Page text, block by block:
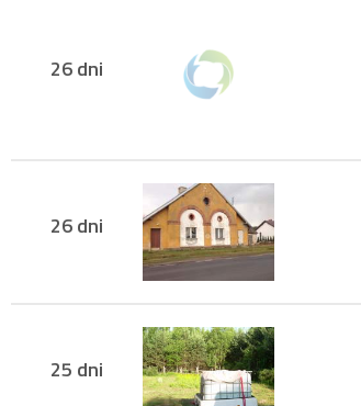
26 dni
26 dni
25 dni